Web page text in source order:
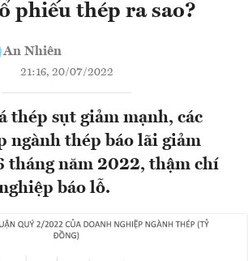
phiếu thép ra sao?
An Nhiên
21:16, 20/07/2022
thép sụt giảm mạnh, các
ngành thép báo lãi giảm
tháng năm 2022, thậm chí
báo lỗ.